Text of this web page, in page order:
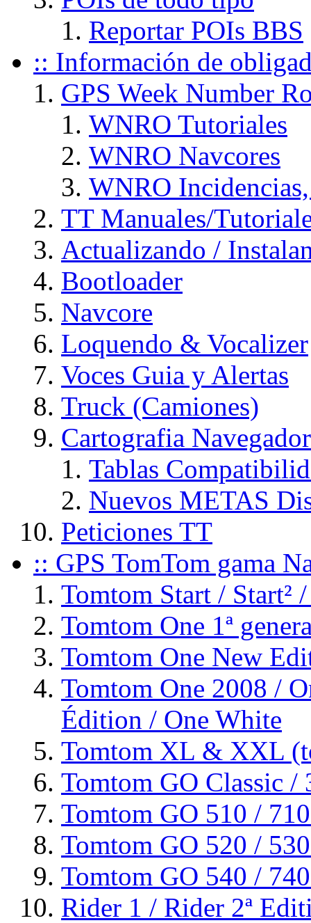
Reportar POIs BBS
:: Información de
GPS Week Number
WNRO Tutoriales
WNRO Navcores
WNRO
TT Manuales/
Actualizando /
Bootloader
Navcore
Loquendo & Vocalizer
Voces Guia y Alertas
Truck (Camiones)
Cartografia
Tablas
Nuevos METAS
Peticiones TT
:: GPS TomTom gama
Tomtom Start / Start²
Tomtom One 1ª
Tomtom One New
Tomtom One 2008 /
Édition / One White
Tomtom XL & XXL
Tomtom GO Classic /
Tomtom GO 510 /
Tomtom GO 520 /
Tomtom GO 540 /
Rider 1 / Rider 2ª